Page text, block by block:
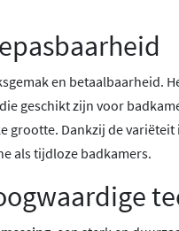
en betaalbaarheid.
geschikt zijn voor
grootte. Dankzij de
als tijdloze badkamers.